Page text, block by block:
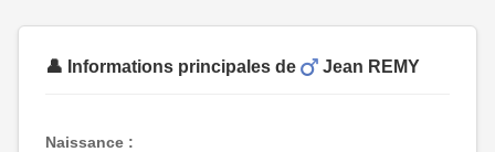
👤 Informations principales de Jean REMY
Naissance :